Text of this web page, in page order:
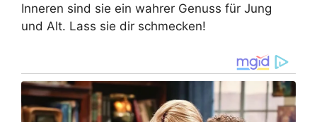
Inneren sind sie ein wahrer Genuss für Jung
und Alt. Lass sie dir schmecken!